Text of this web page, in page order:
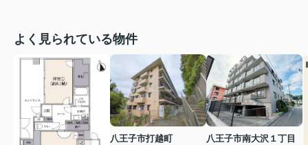
よく見られている物件
八王子市打越町
八王子市南大沢１丁目